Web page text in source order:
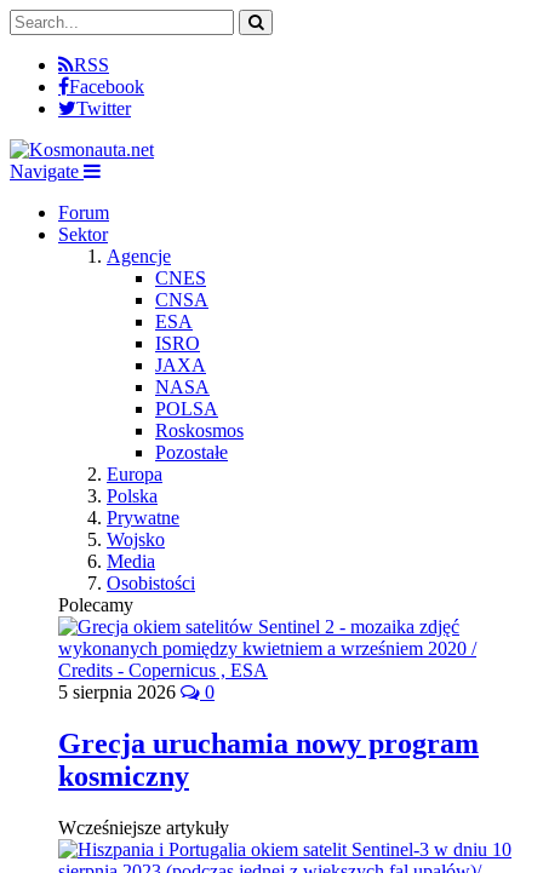
RSS
Facebook
Twitter
Navigate
Forum
Sektor
Agencje
CNES
CNSA
ESA
ISRO
JAXA
NASA
POLSA
Roskosmos
Pozostałe
Europa
Polska
Prywatne
Wojsko
Media
Osobistości
Polecamy
5 sierpnia 2026 0
Grecja uruchamia nowy program
kosmiczny
Wcześniejsze artykuły